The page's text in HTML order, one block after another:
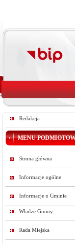
Redakcja
MENU
Strona główna
Informacje ogólne
Informacje o Gminie
Władze Gminy
Rada Miejska